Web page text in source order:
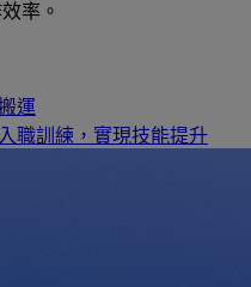
率。
運
職訓練，實現技能提升